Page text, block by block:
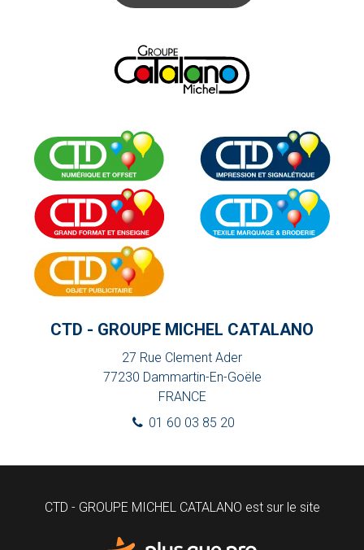
CTD - GROUPE MICHEL CATALANO
27 Rue Clement Ader
77230 Dammartin-En-Goële
FRANCE
01 60 03 85 20
CTD - GROUPE MICHEL CATALANO est sur le site